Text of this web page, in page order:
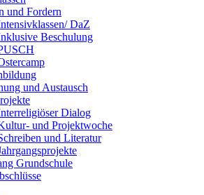
und Fordern
DaZ
Beschulung
und Austausch
Dialog
und Projektwoche
und Literatur
Grundschule